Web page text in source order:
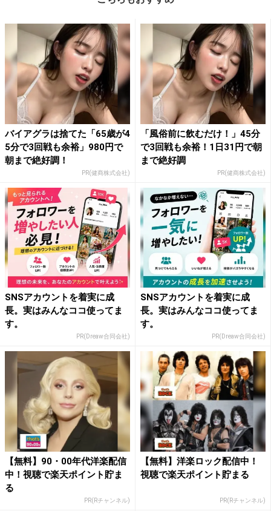
バイアグラは捨てた「65歳が4
5分で3回戦も余裕」980円で
朝まで絶好調！
PR(健商株式会社)
「風俗前に飲むだけ！」45分
で3回戦も余裕！1日31円で朝
まで絶好調
PR(健商株式会社)
SNSアカウントを着実に成
長。実はみんなココ使ってま
す。
PR(Dreaw合同会社)
SNSアカウントを着実に成
長。実はみんなココ使ってま
す。
PR(Dreaw合同会社)
【無料】90・00年代洋楽配信
中！視聴で楽天ポイント貯ま
る
PR(Rチャンネル)
【無料】洋楽ロック配信中！
視聴で楽天ポイント貯まる
PR(Rチャンネル)